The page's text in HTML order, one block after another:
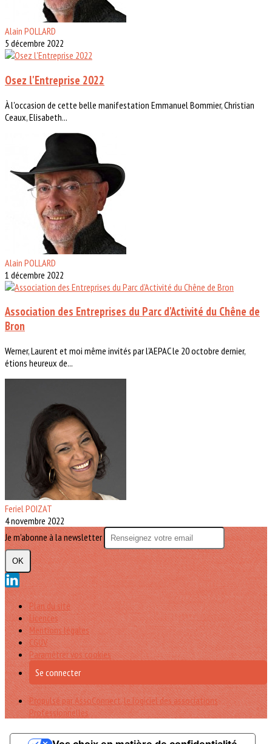
Alain POLLARD
5 décembre 2022
Osez l'Entreprise 2022
À l'occasion de cette belle manifestation Emmanuel Bommier, Christian
Ceaux, Elisabeth...
Alain POLLARD
1 décembre 2022
Association des Entreprises du Parc d'Activité du Chêne de
Bron
Werner, Laurent et moi même invités par l'AEPAC le 20 octobre dernier,
étions heureux de...
Feriel POIZAT
4 novembre 2022
Je m'abonne à la newsletter
OK
Plan du site
Licences
Mentions légales
CGUV
Paramétrer vos cookies
Se connecter
Propulsé par AssoConnect, le logiciel des associations
Professionnelles